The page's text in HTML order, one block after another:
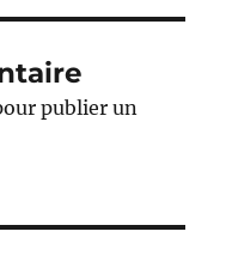
publier un